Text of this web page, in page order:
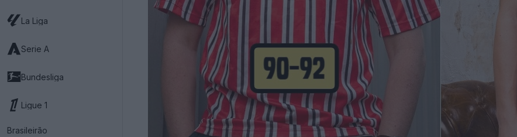
La Liga
Serie A
Bundesliga
Ligue 1
Brasileirão